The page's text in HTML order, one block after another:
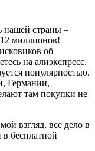
нашей страны –
12 миллионов!
об
на алиэкспресс.
популярностью.
Германии,
там покупки не
взгляд, все дело в
в бесплатной